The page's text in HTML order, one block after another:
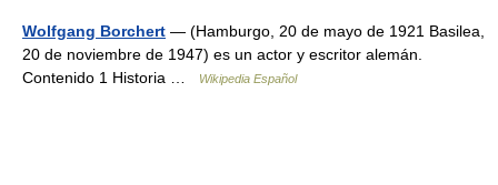
Wolfgang Borchert — (Hamburgo, 20 de mayo de 1921 Basilea,
20 de noviembre de 1947) es un actor y escritor alemán.
Contenido 1 Historia …
Wikipedia Español